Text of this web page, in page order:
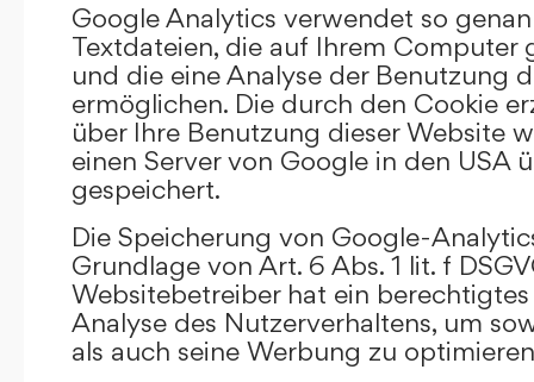
Google Analytics verwendet so
Textdateien, die auf Ihrem Computer
und die eine Analyse der Benutzung
ermöglichen. Die durch den Cookie
über Ihre Benutzung dieser Website
einen Server von Google in den USA
gespeichert.
Die Speicherung von Google-
Grundlage von Art. 6 Abs. 1 lit. f
Websitebetreiber hat ein berechtigtes
Analyse des Nutzerverhaltens, um
als auch seine Werbung zu